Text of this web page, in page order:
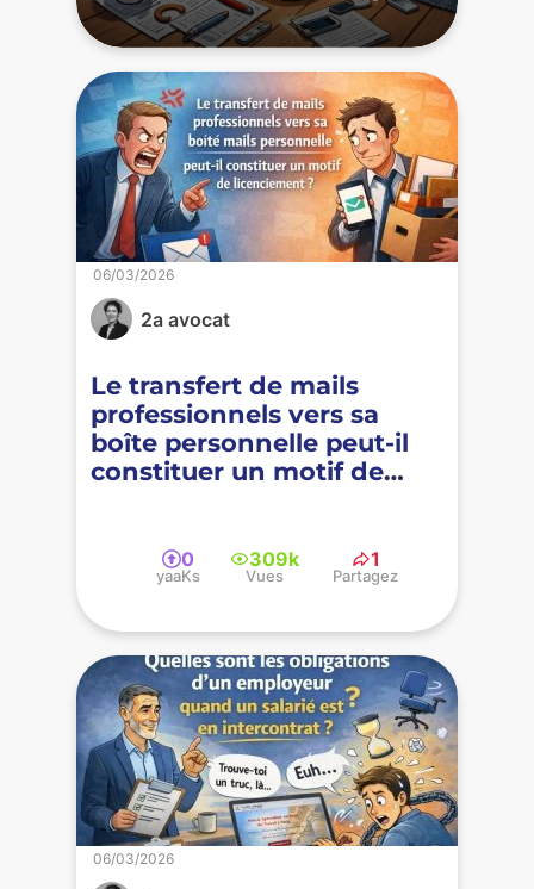
2a avocat
Le transfert de mails
professionnels vers sa
boîte personnelle peut-il
constituer un motif de
06/03/2026
0
yaaKs
309k
Vues
1
Partagez
06/03/2026